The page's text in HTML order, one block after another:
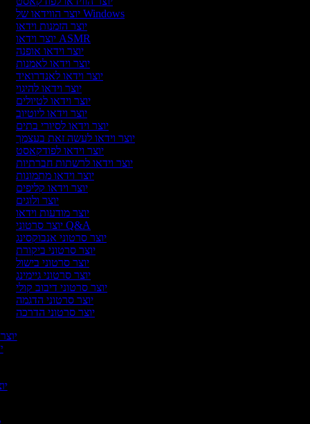
יוצר הווידאו של Windows
יוצר הזמנות וידאו
יוצר וידאו ASMR
יוצר וידאו אופנה
יוצר וידאו לאמנות
יוצר וידאו לאנדרואיד
יוצר וידאו להיגוי
יוצר וידאו לטיולים
יוצר וידאו ליוטיוב
יוצר וידאו לסיורי בתים
יוצר וידאו לעשה זאת בעצמך
יוצר וידאו לפודקאסט
יוצר וידאו לרשתות חברתיות
יוצר וידאו מתמונות
יוצר וידאו קליפים
יוצר ולוגים
יוצר מודעות וידאו
יוצר סרטוני Q&A
יוצר סרטוני אנבוקסינג
יוצר סרטוני ביקורת
יוצר סרטוני בישול
יוצר סרטוני גיימינג
יוצר סרטוני דיבוב קולי
יוצר סרטוני הדגמה
יוצר סרטוני הדרכה